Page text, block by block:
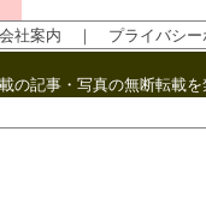
会社案内 ｜ プライバシ
の記事・写真の無断転載